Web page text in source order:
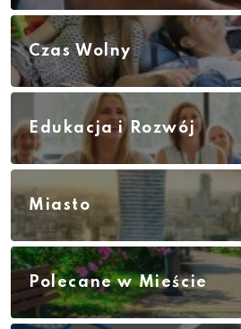
Czas Wolny
Edukacja i Rozwój
Miasto
Polecane w Mieście